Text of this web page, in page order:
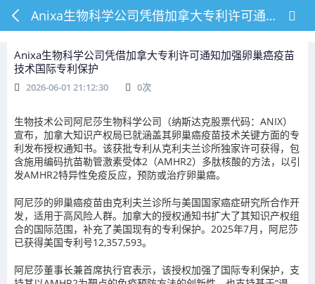
Anixa生物科学公司凭借加拿大专利许可通知加强卵巢癌疫苗技术国际专利保护
Anixa生物科学公司凭借加拿大专利许可通知加强卵巢癌疫苗
技术国际专利保护
2026-06-01 21:12:30 0次
生物技术公司阿尼莎生物科学公司（纳斯达克股票代码：ANIX）
宣布，加拿大知识产权局已就涵盖其卵巢癌疫苗技术关键方面的专
利发布授权通知书。该获批专利从克利夫兰诊所独家许可获得，包
含施用编码抗苗勒管激素受体2（AMHR2）多肽核酸的方法，以引
发AMHR2特异性免疫反应，预防或治疗卵巢癌。
阿尼莎的卵巢癌疫苗由克利夫兰诊所与美国国家癌症研究所合作开
发，适用于高风险人群。加拿大的授权通知书扩大了其知识产权组
合的国际范围，补充了美国现有的专利保护。2025年7月，阿尼莎
已获得美国专利号12,357,593。
阿尼莎董事长兼首席执行官表示，该授权加强了国际专利保护，支